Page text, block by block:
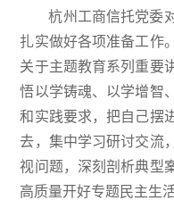
杭州工商信托党委
扎实做好各项准备工作
关于主题教育系列重要
悟以学铸魂、以学增智
和实践要求，把自己摆
去，集中学习研讨交流
视问题，深刻剖析典型
高质量开好专题民主生